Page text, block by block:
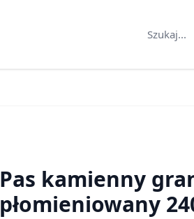
Szukaj...
Pas kamienny
płomieniowany